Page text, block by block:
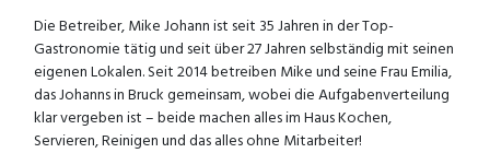
Die Betreiber, Mike Johann ist seit 35 Jahren in der Top-
Gastronomie tätig und seit über 27 Jahren selbständig mit seinen
eigenen Lokalen. Seit 2014 betreiben Mike und seine Frau Emilia,
das Johanns in Bruck gemeinsam, wobei die Aufgabenverteilung
klar vergeben ist – beide machen alles im Haus Kochen,
Servieren, Reinigen und das alles ohne Mitarbeiter!